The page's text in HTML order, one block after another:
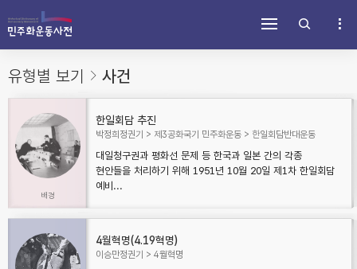
메
뉴
바
로
가
기
용
바
로
가
기
단
바
로
가
기유형별 보기 사건
한일회담 추진
박정희정권기 제3공화국기 민주화운동 한일회담반대운동
대일청구권과 평화선 문제 등 한국과 일본 간의 각종
현안들을 처리하기 위해 1951년 10월 20일 제1차 한일회담
예비...
4월혁명(4.19혁명)
이승만정권기 4월혁명